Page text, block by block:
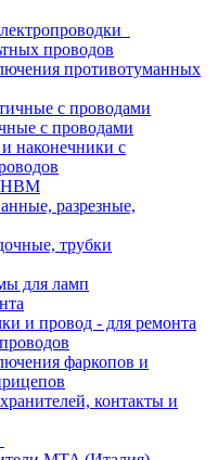
проводов
противотуманных
с проводами
с проводами
наконечники с
НВМ
разрезные,
трубки
для ламп
и провод - для ремонта
фаркопов и
контакты и